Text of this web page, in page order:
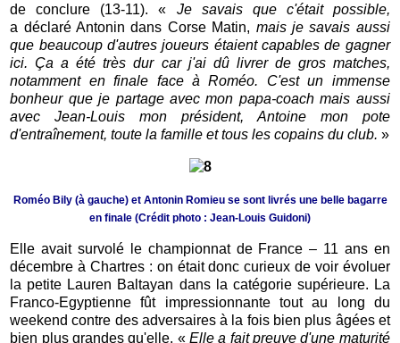
de conclure (13-11). « Je savais que c'était possible,
a déclaré Antonin dans Corse Matin, mais je savais aussi
que beaucoup d'autres joueurs étaient capables de gagner
ici. Ça a été très dur car j'ai dû livrer de gros matches,
notamment en finale face à Roméo. C'est un immense
bonheur que je partage avec mon papa-coach mais aussi
avec Jean-Louis mon président, Antoine mon pote
d'entraînement, toute la famille et tous les copains du club. »
Roméo Bily (à gauche) et Antonin Romieu se sont livrés une belle bagarre
en finale (Crédit photo : Jean-Louis Guidoni)
Elle avait survolé le championnat de France – 11 ans en
décembre à Chartres : on était donc curieux de voir évoluer
la petite Lauren Baltayan dans la catégorie supérieure. La
Franco-Egyptienne fût impressionnante tout au long du
weekend contre des adversaires à la fois bien plus âgées et
bien plus grandes qu'elle. « Elle a fait preuve d'une maturité